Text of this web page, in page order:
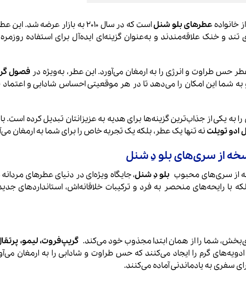
خانواده عطرهای بلو شنل
است که در سال 2010 به بازار عرضه شد.
و خنک علاقه‌مندند و به‌عنوان گزینه‌ای ایده‌آل برای استفاده
حس طراوت و انرژی را به ارمغان می‌آورد. این عطر، به‌ویژه در فصول
به شما این امکان را می‌دهد تا در هر موقعیتی احساس شادابی و
به یکی از جذاب‌ترین گزینه‌ها برای هدیه به عزیزانتان تبدیل کرده است.
ادو تویلتنه تنها یک عطر، بلکه یک تجربه خاص را برای شما به ارمغان
از سری‌های بلو دِ شنل
از سری‌های محبوب بلو دِ شنل، جایگاه ویژه‌ای در دنیای عطرهای مردانه
با رایحه‌های منحصر به فرد و ترکیبات خلاقانه‌اش، استانداردهای
شما را از همان ابتدا مجذوب خود می‌کند. گریپ‌فروت، لیمو،
ادویه‌های گرم را ایجاد می‌کنند که حس طراوت و شادابی را به ارمغان
سفری به یادماندنی آماده می‌کنند.